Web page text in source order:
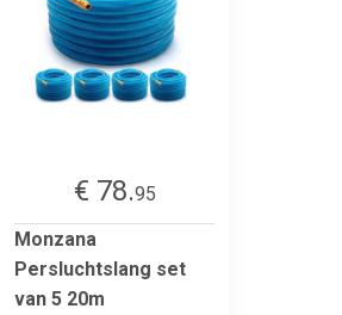
€ 78.95
Monzana
Persluchtslang set
van 5 20m